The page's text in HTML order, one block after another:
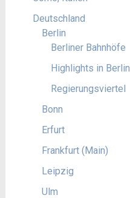
Deutschland
Berlin
Berliner Bahnhöfe
Highlights in Berlin
Regierungsviertel
Bonn
Erfurt
Frankfurt (Main)
Leipzig
Ulm